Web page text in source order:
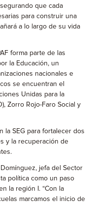
que cada
para construir una
a lo largo de su vida
forma parte de las
la Educación, un
nacionales e
se encuentran el
Unidas para la
Zorro Rojo-Faro Social y
la SEG para fortalecer dos
y la recuperación de
jefa del Sector
política como un paso
la región I. “Con la
marcamos el inicio de